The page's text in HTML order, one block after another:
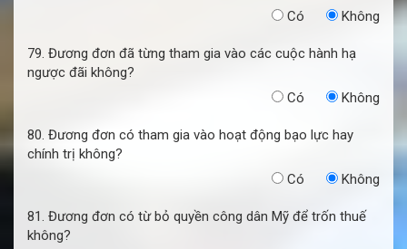
Có
Không
79. Đương đơn đã từng tham gia vào các cuộc hành hạ
ngược đãi không?
Có
Không
80. Đương đơn có tham gia vào hoạt động bạo lực hay
chính trị không?
Có
Không
81. Đương đơn có từ bỏ quyền công dân Mỹ để trốn thuế
không?